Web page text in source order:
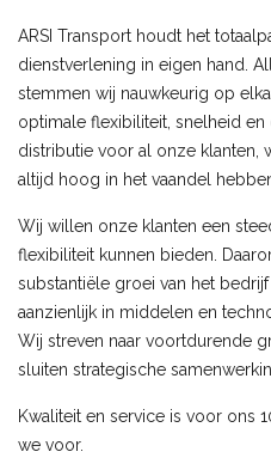
ARSI Transport houdt het
dienstverlening in eigen hand.
stemmen wij nauwkeurig op
optimale flexibiliteit, snelheid
distributie voor al onze klanten,
altijd hoog in het vaandel
Wij willen onze klanten een
flexibiliteit kunnen bieden.
substantiële groei van het
aanzienlijk in middelen en
Wij streven naar voortdurende
sluiten strategische
Kwaliteit en service is voor ons
we voor.